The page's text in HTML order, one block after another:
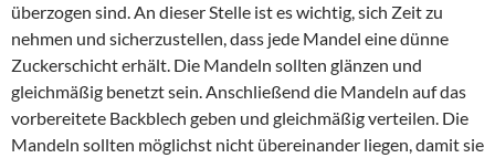
überzogen sind. An dieser Stelle ist es wichtig, sich Zeit zu
nehmen und sicherzustellen, dass jede Mandel eine dünne
Zuckerschicht erhält. Die Mandeln sollten glänzen und
gleichmäßig benetzt sein. Anschließend die Mandeln auf das
vorbereitete Backblech geben und gleichmäßig verteilen. Die
Mandeln sollten möglichst nicht übereinander liegen, damit sie